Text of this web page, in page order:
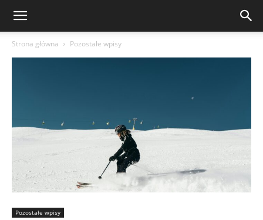
Strona główna Pozostałe wpisy
Pozostałe wpisy